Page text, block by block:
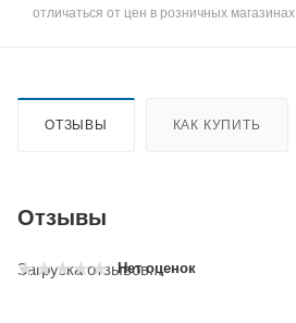
отличаться от цен в розничных магазинах
ОТЗЫВЫ КАК КУПИТЬ
Отзывы
Нет оценок
Загрузка отзывов...